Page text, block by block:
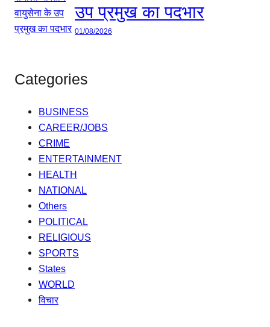
उप प्रमुख का पदभार
01/08/2026
Categories
BUSINESS
CAREER/JOBS
CRIME
ENTERTAINMENT
HEALTH
NATIONAL
Others
POLITICAL
RELIGIOUS
SPORTS
States
WORLD
विचार